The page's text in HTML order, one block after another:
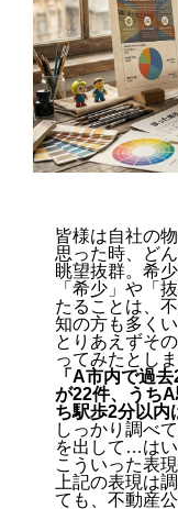
皆様は自社の
思った時、ど
眺望抜群。希
「希少」や「
たることは、
知の方も多く
とりあえずそ
ってみたとしま
「A市内で過
が22件、うち
ち駅歩2分以内
しっかり調べ
を出して…はい
こういった表
上記の表現は
ても、不動産